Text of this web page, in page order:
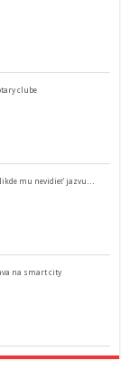
clube
mu nevidieť jazvu…
na smart city